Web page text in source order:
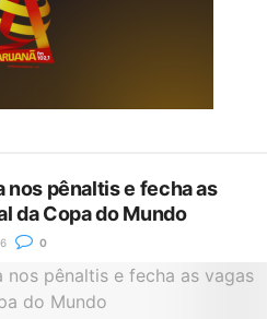
nos pênaltis e fecha as
da Copa do Mundo
0